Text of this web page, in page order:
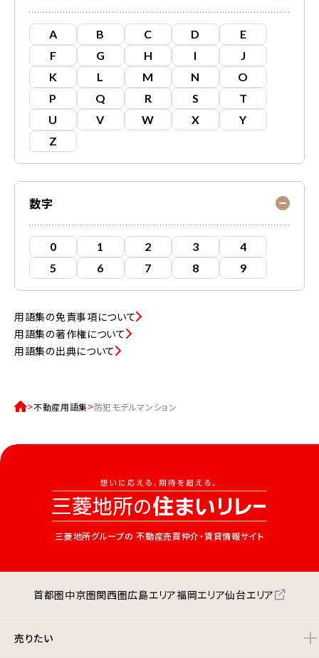
A B C D
E
F
G H I
J
K
L M N
O
P
Q R S
T
U
V W X
Y
Z
数字
0 1 2 3
4
5
6 7 8 9
用語集の免責事項について
用語集の著作権について
用語集の出典について
不動産用語集 防犯モデルマンション
三菱地所グループの 不動産売買仲介・賃貸情報サイト
首都圏中京圏関西圏広島エリア福岡エリア仙台エリア
売りたい